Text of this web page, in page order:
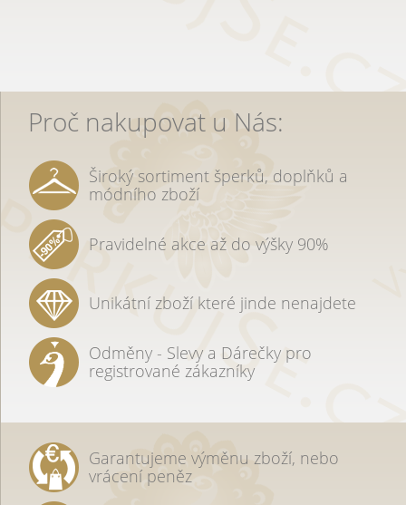
Proč nakupovat u Nás:
Široký sortiment šperků, doplňků a
módního zboží
Pravidelné akce až do výšky 90%
Unikátní zboží které jinde nenajdete
Odměny - Slevy a Dárečky pro
registrované zákazníky
Garantujeme výměnu zboží, nebo
vrácení peněz